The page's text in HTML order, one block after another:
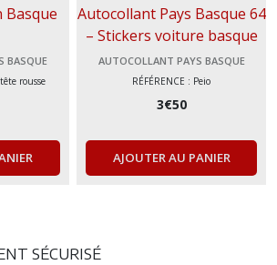
Basque
BASQUE
rousse
Autocollant Pays Basque 64
– Stickers voiture basque
au volant Idée cadeau Sud-
Ouest
AUTOCOLLANT PAYS BASQUE
RÉFÉRENCE : Peio
3€50
AJOUTER AU PANIER
SÉCURISÉ